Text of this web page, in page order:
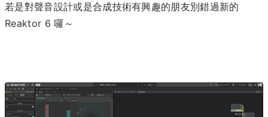
若是對聲音設計或是合成技術有興趣的朋友別錯過新的
Reaktor 6 囉～